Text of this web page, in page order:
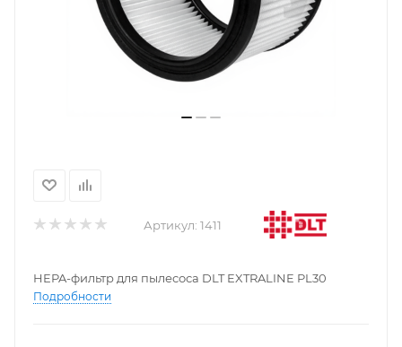
Артикул: 1411
HEPA-фильтр для пылесоса DLT EXTRALINE PL30
Подробности